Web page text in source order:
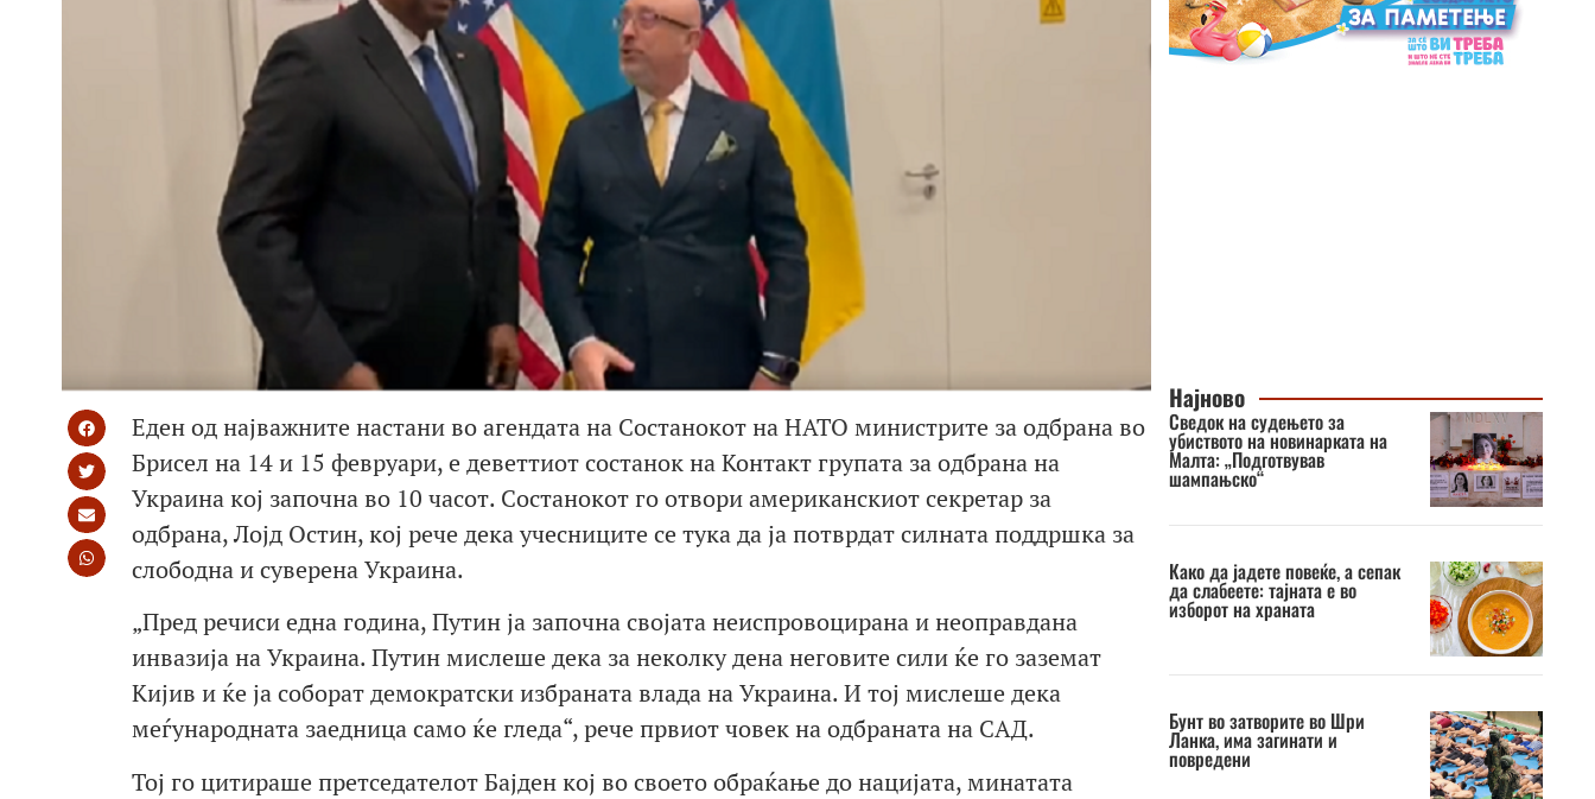
Еден од најважните настани во агендата на Состанокот на НАТО министрите за одбрана во
Брисел на 14 и 15 февруари, е деветтиот состанок на Контакт групата за одбрана на
Украина кој започна во 10 часот. Состанокот го отвори американскиот секретар за
одбрана, Лојд Остин, кој рече дека учесниците се тука да ја потврдат силната поддршка за
слободна и суверена Украина.
„Пред речиси една година, Путин ја започна својата неиспровоцирана и неоправдана
инвазија на Украина. Путин мислеше дека за неколку дена неговите сили ќе го заземат
Кијив и ќе ја соборат демократски избраната влада на Украина. И тој мислеше дека
меѓународната заедница само ќе гледа“, рече првиот човек на одбраната на САД.
Тој го цитираше претседателот Бајден кој во своето обраќање до нацијата, минатата
Најново
Сведок на судењето за
убиството на новинарката на
Малта: „Подготвував
шампањско“
Како да јадете повеќе, а сепак
да слабеете: тајната е во
изборот на храната
Бунт во затворите во Шри
Ланка, има загинати и
повредени